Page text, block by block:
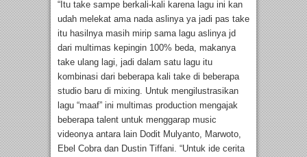
“Itu take sampe berkali-kali karena lagu ini kan
udah melekat ama nada aslinya ya jadi pas take
itu hasilnya masih mirip sama lagu aslinya jd
dari multimas kepingin 100% beda, makanya
take ulang lagi, jadi dalam satu lagu itu
kombinasi dari beberapa kali take di beberapa
studio baru di mixing. Untuk mengilustrasikan
lagu “maaf” ini multimas production mengajak
beberapa talent untuk menggarap music
videonya antara lain Dodit Mulyanto, Marwoto,
Ebel Cobra dan Dustin Tiffani. “Untuk ide cerita